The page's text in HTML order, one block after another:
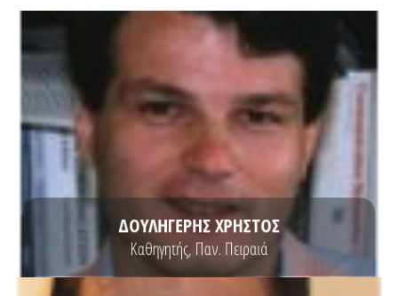
ΔΟΥΛΗΓΕΡΗΣ ΧΡΗΣΤΟΣ
Καθηγητής, Παν. Πειραιά
Ο Χρήστος Δουληγέρης κατέχει Δίπλωμα Ηλεκτρολόγου Μηχανικού από
το ΕΜΠ και MS, MPhil και PhD από το Πανεπιστήμιο Columbia της Νέας
Υόρκης, ΗΠΑ. Κατείχε τη θέση του Αναπληρωτή Καθηγητή στο University
of Miami, ΗΠΑ. Είναι τώρα καθηγητής στο Τμήμα Πληροφορικής του
Πανεπιστημίου Πειραιώς.